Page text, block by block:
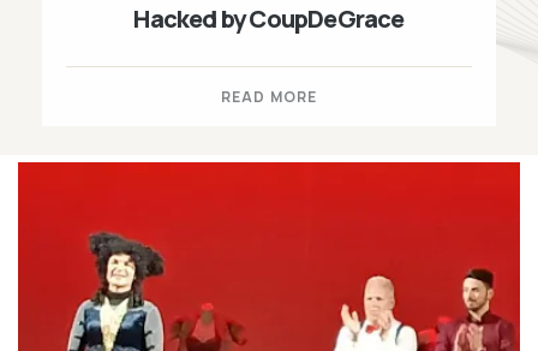
Hacked by CoupDeGrace
READ MORE